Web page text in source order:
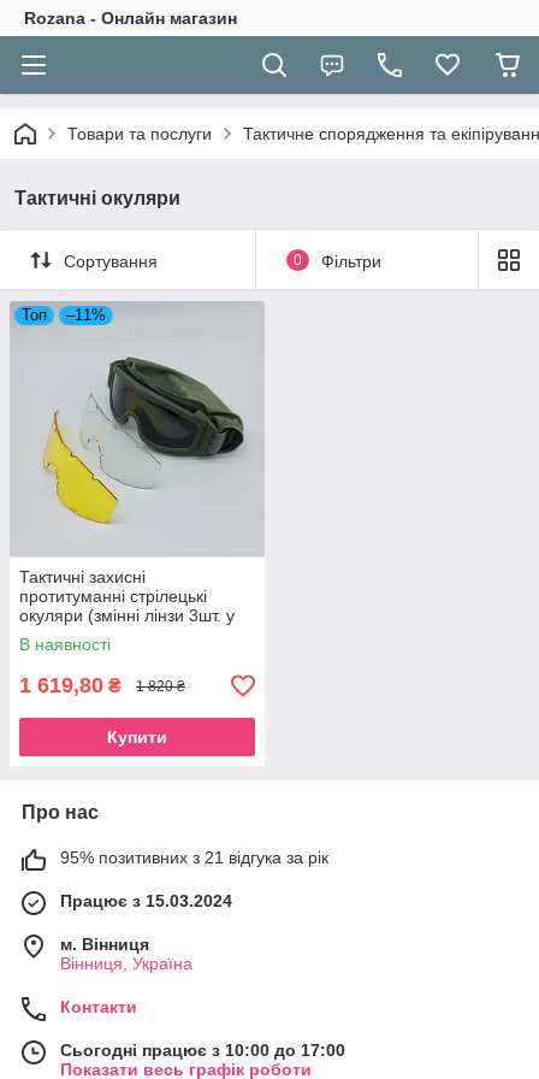
Rozana - Онлайн магазин
Товари та послуги Тактичне спорядження та
Тактичні окуляри
Сортування 0 Фільтри
Топ –11%
Тактичні захисні
протитуманні стрілецькі
окуляри (змінні лінзи 3шт. у
наборі)
В наявності
1 619,80 ₴ 1 820 ₴
Купити
Про нас
95% позитивних з 21 відгука за рік
Працює з 15.03.2024
м. Вінниця
Вінниця, Україна
Контакти
Сьогодні працює з 10:00 до 17:00
Показати весь графік роботи